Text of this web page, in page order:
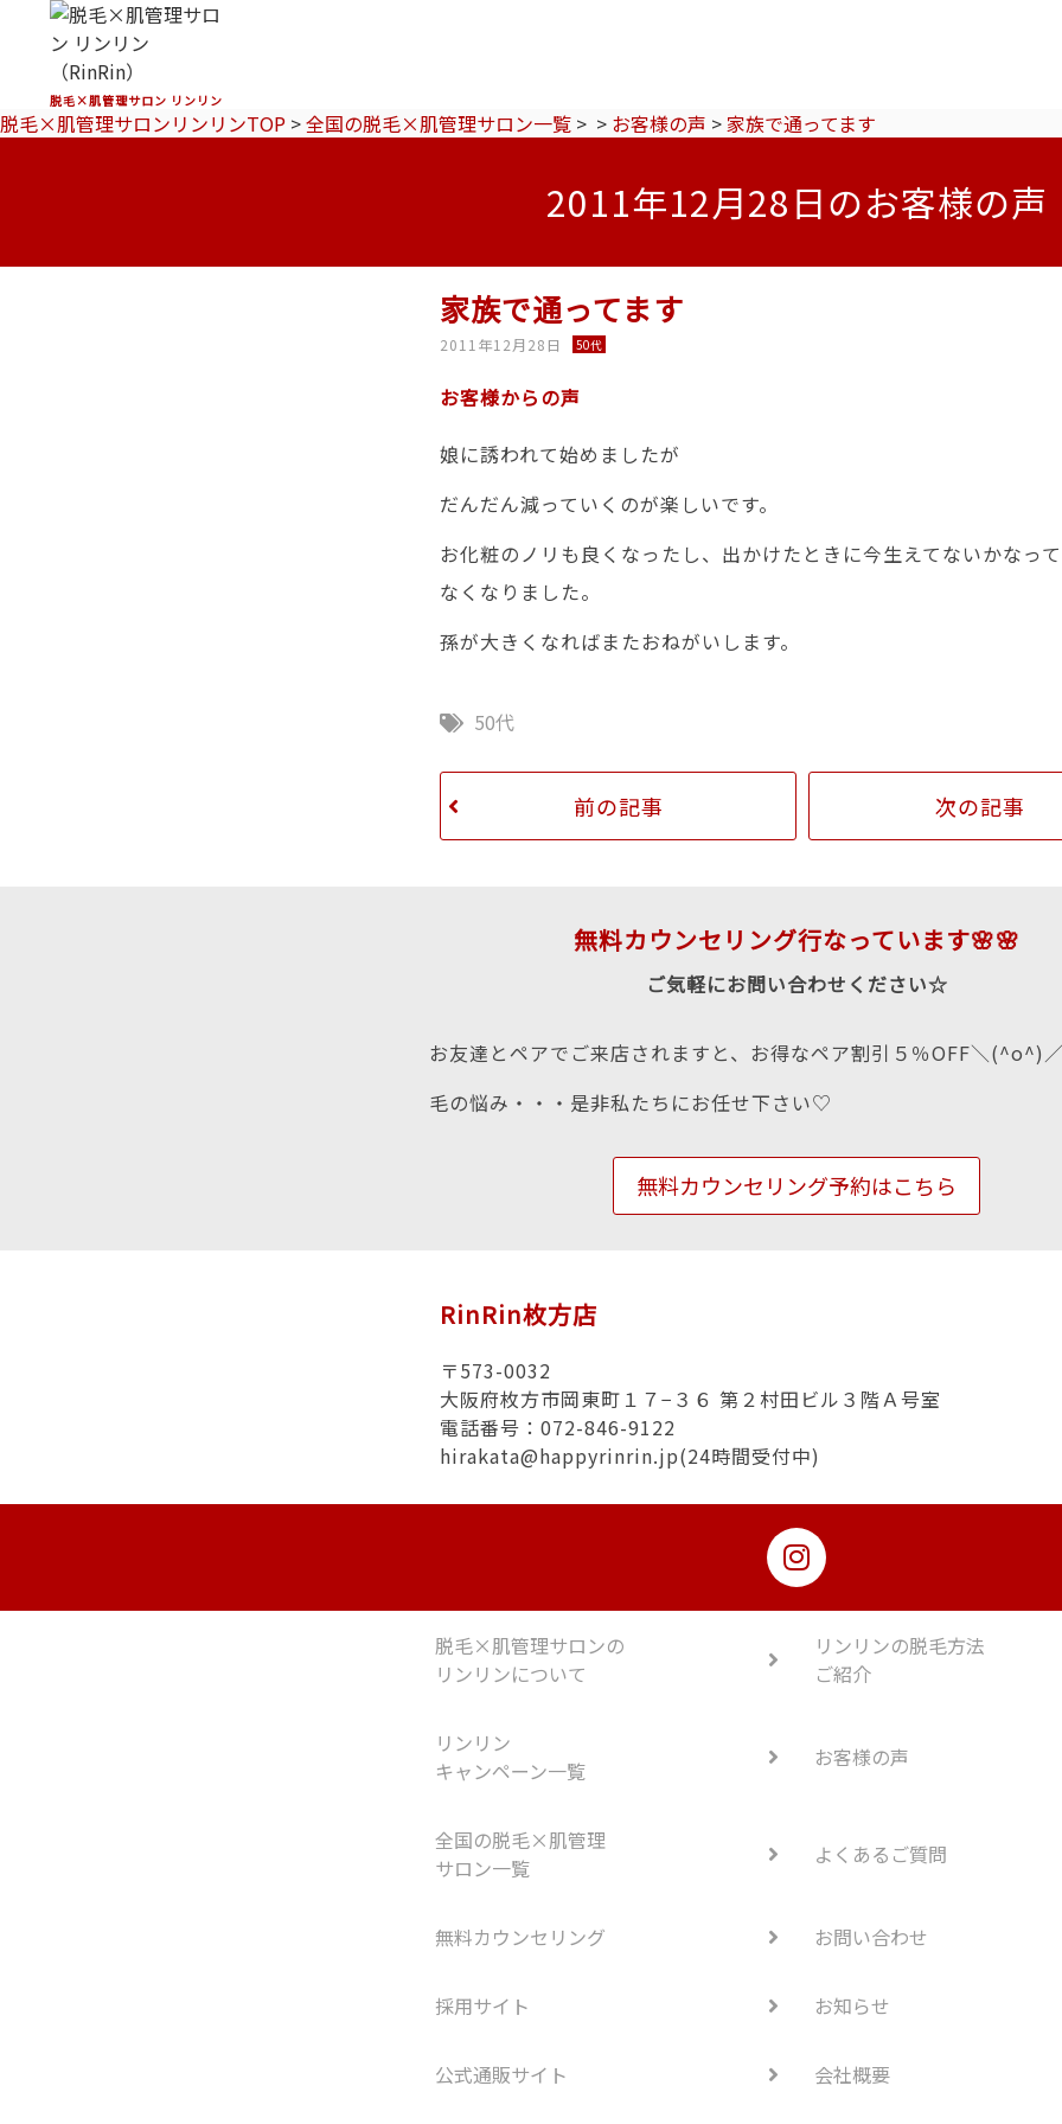
脱毛×肌管理サロン リンリン
脱毛×肌管理サロンリンリンTOP >全国の脱毛×肌管理サロン一覧 > > お客様の声 >家族で通ってます
2011年12月28日のお客様の声
家族で通ってます
2011年12月28日 50代
お客様からの声
娘に誘われて始めましたが
だんだん減っていくのが楽しいです。
お化粧のノリも良くなったし、出かけたときに今生えてないかなっ
なくなりました。
孫が大きくなればまたおねがいします。
50代
前の記事 次の記事
無料カウンセリング行なっています🌸🌸
ご気軽にお問い合わせください☆
お友達とペアでご来店されますと、お得なペア割引５％OFF＼(^o^)／
毛の悩み・・・是非私たちにお任せ下さい♡
無料カウンセリング予約はこちら
RinRin枚方店
〒573-0032
大阪府枚方市岡東町１７−３６ 第２村田ビル３階Ａ号室
電話番号：072-846-9122
hirakata@happyrinrin.jp(24時間受付中)
脱毛×肌管理サロンの
リンリンについて
リンリンの脱毛方法
ご紹介
リンリン
キャンペーン一覧
お客様の声
全国の脱毛×肌管理
サロン一覧
よくあるご質問
無料カウンセリング お問い合わせ
採用サイト お知らせ
公式通販サイト 会社概要